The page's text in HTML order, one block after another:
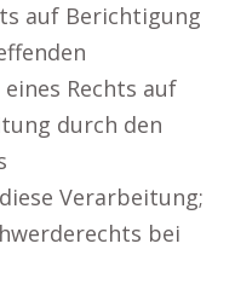
auf Berichtigung
Rechts auf
durch den
Verarbeitung;
bei